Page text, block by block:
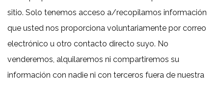
sitio. Solo tenemos acceso a/recopilamos información
que usted nos proporciona voluntariamente por correo
electrónico u otro contacto directo suyo. No
venderemos, alquilaremos ni compartiremos su
información con nadie ni con terceros fuera de nuestra